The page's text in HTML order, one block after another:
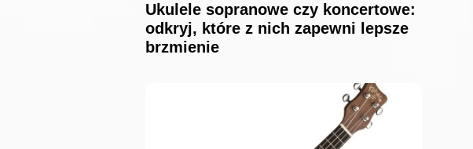
Ukulele sopranowe czy koncertowe:
odkryj, które z nich zapewni lepsze
brzmienie